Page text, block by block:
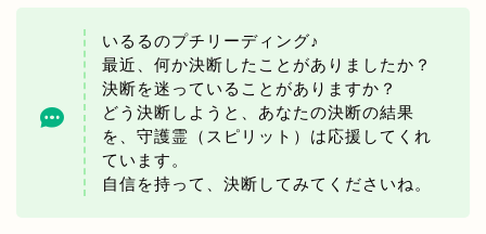
いるるのプチリーディング♪
最近、何か決断したことがありましたか？
決断を迷っていることがありますか？
どう決断しようと、あなたの決断の結果
を、守護霊（スピリット）は応援してくれ
ています。
自信を持って、決断してみてくださいね。